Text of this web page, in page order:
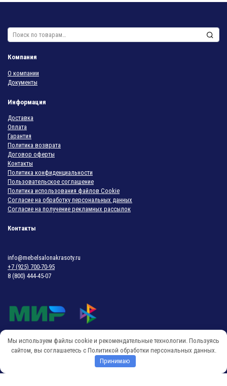
Искать:
Компания
О компании
Документы
Информация
Доставка
Оплата
Гарантия
Политика возврата
Договор оферты
Контакты
Политика конфиденциальности
Пользовательское соглашение
Политика использования файлов Cookie
Согласие на обработку персональных данных
Согласие на получение рекламных рассылок
Контакты
info@mebelsalonakrasoty.ru
+7 (925) 700-70-95
8 (800) 444-45-07
© 2018-2026 Мебель Салона Красоты
Мы используем файлы cookie и рекомендательные технологии. Пользуясь
сайтом, вы соглашаетесь с Политикой обработки персональных данных.
Принимаю